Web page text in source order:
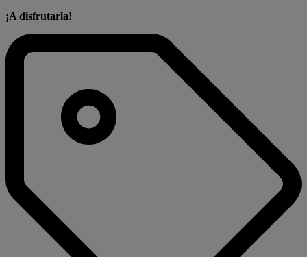
¡A disfrutarla!